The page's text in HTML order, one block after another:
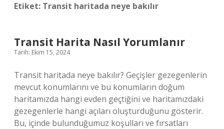
Etiket: Transit haritada neye bakılır
Transit Harita Nasıl Yorumlanır
Tarih: Ekim 15, 2024
Transit haritada neye bakılır? Geçişler gezegenlerin
mevcut konumlarını ve bu konumların doğum
haritamızda hangi evden geçtiğini ve haritamızdaki
gezegenlerle hangi açıları oluşturduğunu gösterir.
Bu, içinde bulunduğumuz koşulları ve fırsatları